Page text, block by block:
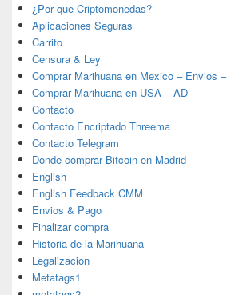
¿Por que Criptomonedas?
Aplicaciones Seguras
Carrito
Censura & Ley
Comprar Marihuana en Mexico – Envios –
Comprar Marihuana en USA – AD
Contacto
Contacto Encriptado Threema
Contacto Telegram
Donde comprar Bitcoin en Madrid
English
English Feedback CMM
Envios & Pago
Finalizar compra
Historia de la Marihuana
Legalizacion
Metatags1